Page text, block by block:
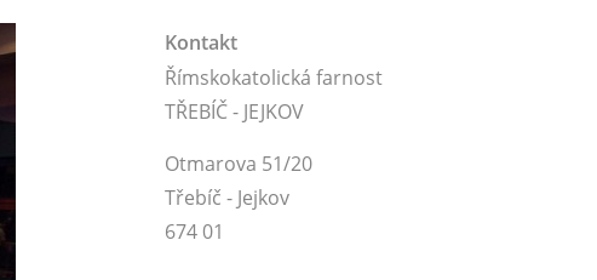
Kontakt
Římskokatolická farnost
TŘEBÍČ - JEJKOV
Otmarova 51/20
Třebíč - Jejkov
674 01